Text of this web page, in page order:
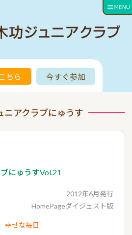
ちら 今すぐ参加
ニアクラブにゅうす
にゅうすVol.21
2012年6月発行
HomePageダイジェスト版
幸せな毎日